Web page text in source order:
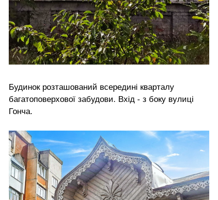
Будинок розташований всередині кварталу
багатоповерхової забудови. Вхід - з боку вулиці
Гонча.